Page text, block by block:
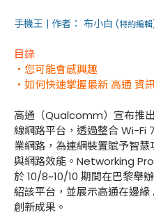
手機王 | 作者： 布小白 (特約編
目錄
・您可能會感興趣
・如何快速掌握最新 高通 資
高通（Qualcomm）宣布推
線網路平台，透過整合 Wi-Fi
業網路，為連網裝置賦予智
與網路效能。Networking
於 10/8~10/10 期間在巴黎舉
紹該平台，並展示高通在邊
創新成果。